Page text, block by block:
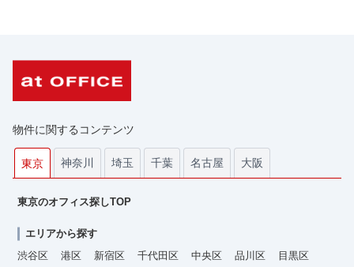
物件に関するコンテンツ
東京 神奈川 埼玉 千葉 名古屋 大阪
東京のオフィス探しTOP
エリアから探す
渋谷区
港区 新宿区 千代田区 中央区 品川区
目黒区